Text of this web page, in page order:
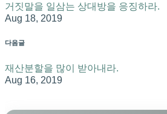
거짓말을 일삼는 상대방을 응징하라.
Aug 18, 2019
다음글
재산분할을 많이 받아내라.
Aug 16, 2019